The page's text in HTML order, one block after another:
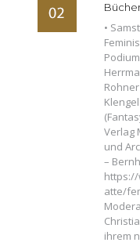
•
Verlag
und
–
atte/
ihrem